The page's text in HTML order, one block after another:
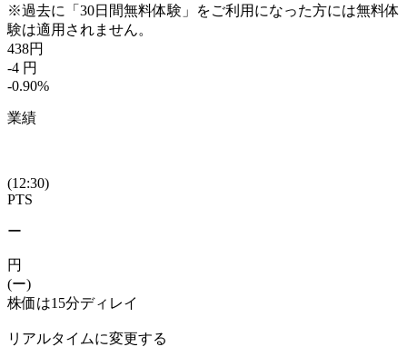
※過去に「30日間無料体験」をご利用になった方には無料体
験は適用されません。
438円
-4 円
-0.90%
業績
(12:30)
PTS
ー
円
(ー)
株価は15分ディレイ
リアルタイムに変更する